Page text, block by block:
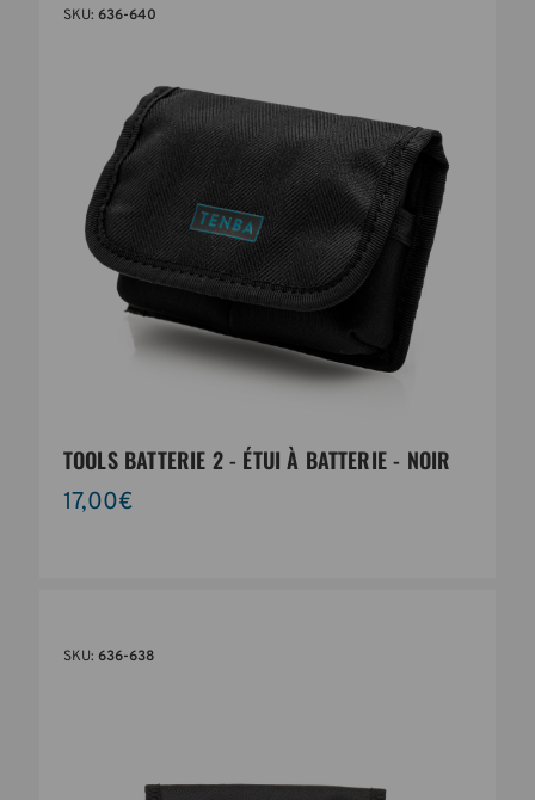
SKU: 636-640
TOOLS BATTERIE 2 - ÉTUI À BATTERIE - NOIR
17,00€
SKU: 636-638